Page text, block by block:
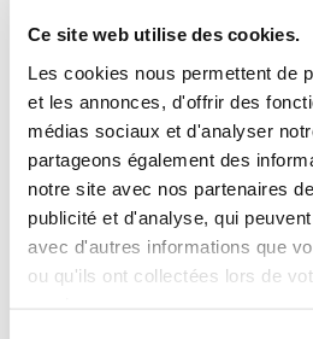
Ce site web utilise des cookies.
Les cookies nous permettent de
et les annonces, d'offrir des
médias sociaux et d'analyser
partageons également des
notre site avec nos partenaires
publicité et d'analyse, qui
avec d'autres informations que
ou qu'ils ont collectées lors de
CES PRODUITS
INTERESSER